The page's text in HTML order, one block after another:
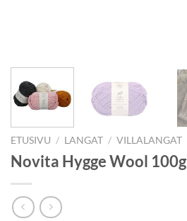
ETUSIVU / LANGAT / VILLALANGAT
Novita Hygge Wool 100g